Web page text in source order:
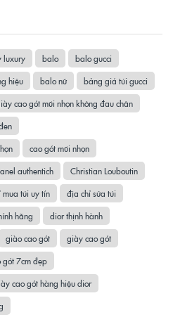
luxury balo
balo gucci
hiệu balo nữ
bảng giá túi gucci
cao gót mũi nhọn không đau chân
cao gót mũi nhọn
authentich
Christian Louboutin
túi uy tín
địa chỉ sửa túi
hãng
dior thịnh hành
giào cao gót
giày cao gót
7cm đẹp
cao gót hàng hiệu dior